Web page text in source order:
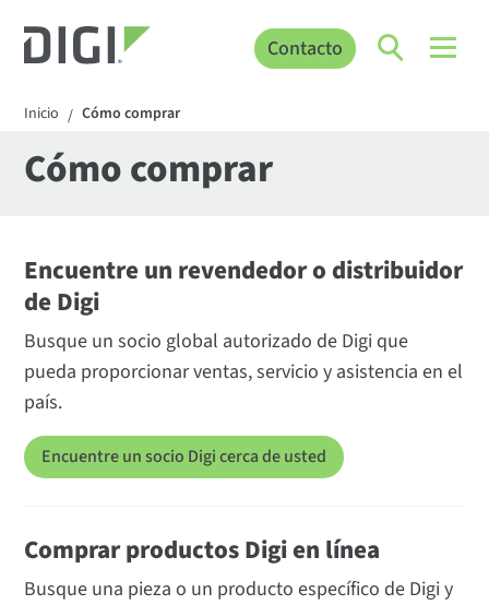
Contacto
Inicio / Cómo comprar
Cómo comprar
Encuentre un revendedor o distribuidor
de Digi
Busque un socio global autorizado de Digi que
pueda proporcionar ventas, servicio y asistencia en el
país.
Encuentre un socio Digi cerca de usted
Comprar productos Digi en línea
Busque una pieza o un producto específico de Digi y